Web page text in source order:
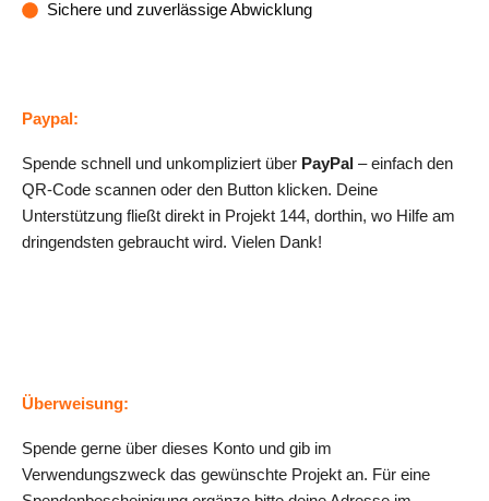
Sichere und zuverlässige Abwicklung
Paypal :
Spende schnell und unkompliziert über PayPal – einfach den
QR-Code scannen oder den Button klicken. Deine
Unterstützung fließt direkt in Projekt 144, dorthin, wo Hilfe am
dringendsten gebraucht wird. Vielen Dank!
Überweisung:
Spende gerne über dieses Konto und gib im
Verwendungszweck das gewünschte Projekt an. Für eine